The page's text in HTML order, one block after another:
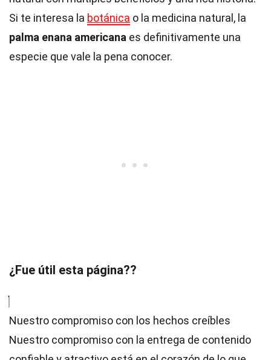
Si te interesa la botánica o la medicina natural, la
palma enana americana es definitivamente una
especie que vale la pena conocer.
¿Fue útil esta página??
Nuestro compromiso con los hechos creíbles
Nuestro compromiso con la entrega de contenido